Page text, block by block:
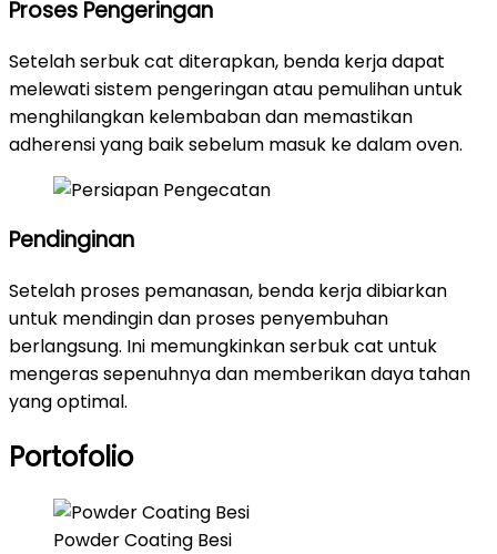
Proses Pengeringan
Setelah serbuk cat diterapkan, benda kerja dapat
melewati sistem pengeringan atau pemulihan untuk
menghilangkan kelembaban dan memastikan
adherensi yang baik sebelum masuk ke dalam oven.
Pendinginan
Setelah proses pemanasan, benda kerja dibiarkan
untuk mendingin dan proses penyembuhan
berlangsung. Ini memungkinkan serbuk cat untuk
mengeras sepenuhnya dan memberikan daya tahan
yang optimal.
Portofolio
Powder Coating Besi